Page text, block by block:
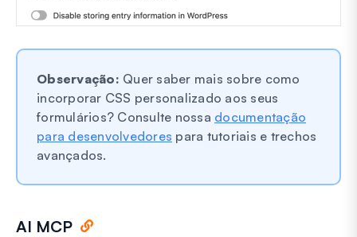
Observação: Quer saber mais sobre como
incorporar CSS personalizado aos seus
formulários? Consulte nossa documentação
para desenvolvedores para tutoriais e trechos
avançados.
AI MCP